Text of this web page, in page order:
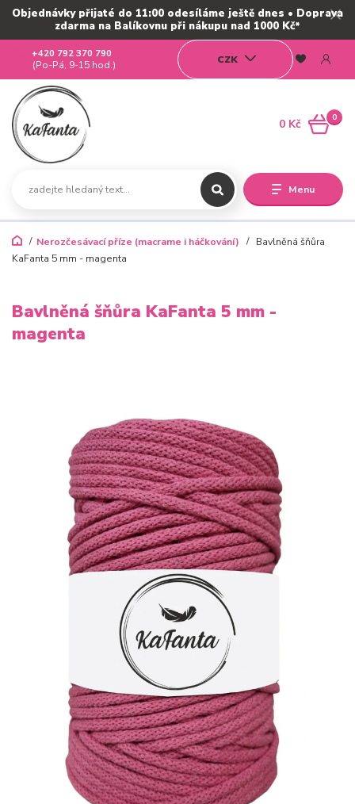
Objednávky přijaté do 11:00 odesíláme ještě dnes • Doprava
zdarma na Balíkovnu při nákupu nad 1000 Kč*
Menu
CZK
+420 792 370 790
(Po-Pá, 9-15 hod.)
0
0 Kč
Nerozčesávací příze (macrame i háčkování)
Bavlněná šňůra
KaFanta 5 mm - magenta
Bavlněná šňůra KaFanta 5 mm -
magenta